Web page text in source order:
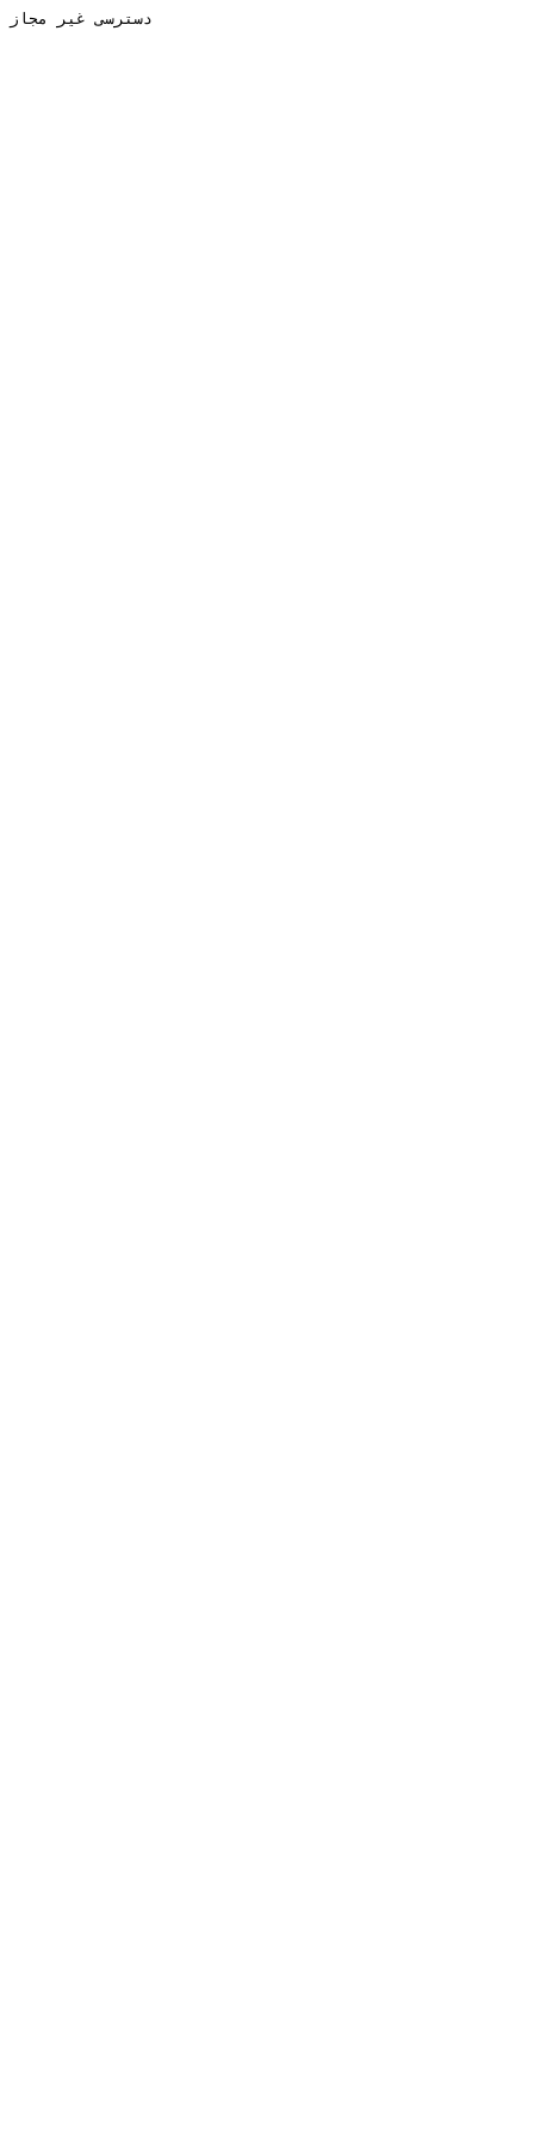
دسترسی غیر مجاز